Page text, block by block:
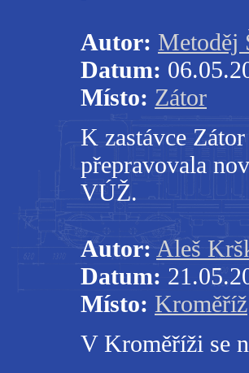
Autor: Metoděj
Datum:
Místo: Zátor
K zastávce
přepravovala
VÚŽ.
Autor: Aleš
Datum:
Místo: Kroměříž
V Kroměříži se